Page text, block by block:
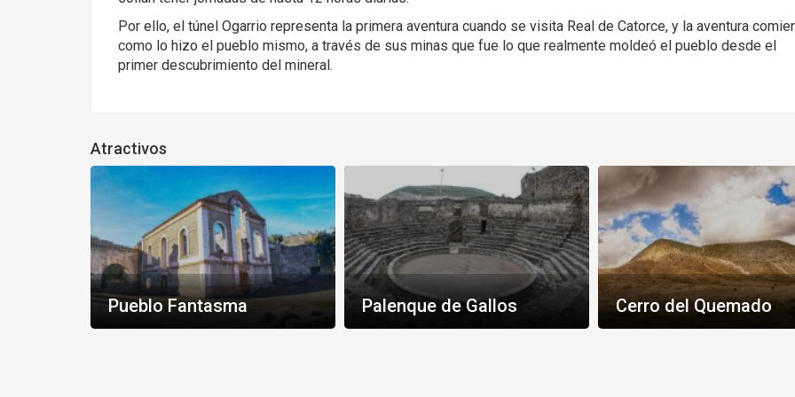
Por ello, el túnel Ogarrio representa la primera aventura cuando se visita Real de Catorce, y la aventura
como lo hizo el pueblo mismo, a través de sus minas que fue lo que realmente moldeó el pueblo desde el
primer descubrimiento del mineral.
Atractivos
Pueblo Fantasma Palenque de Gallos Cerro del Quemado